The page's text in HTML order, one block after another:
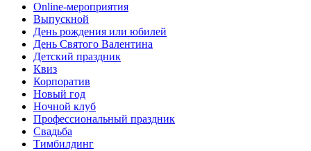
Online-мероприятия
Выпускной
День рождения или юбилей
День Святого Валентина
Детский праздник
Квиз
Корпоратив
Новый год
Ночной клуб
Профессиональный праздник
Свадьба
Тимбилдинг